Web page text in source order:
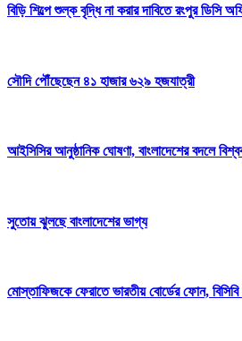
বিড়ি শিল্পে শুল্ক বৃদ্ধি না করার দাবিতে রংপুর ডিসি
সৌদি পৌঁছেছেন ৪১ হাজার ৬২৯ হজযাত্রী
আইসিসির আনুষ্ঠানিক ঘোষণা, বাংলাদেশের বদলে
সুতোয় ঝুলছে বাংলাদেশের ভাগ্য
মোস্তাফিজকে ফেরাতে ভারতীয় বোর্ডের ফোন,